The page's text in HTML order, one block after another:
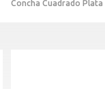
Concha Cuadrado Plata